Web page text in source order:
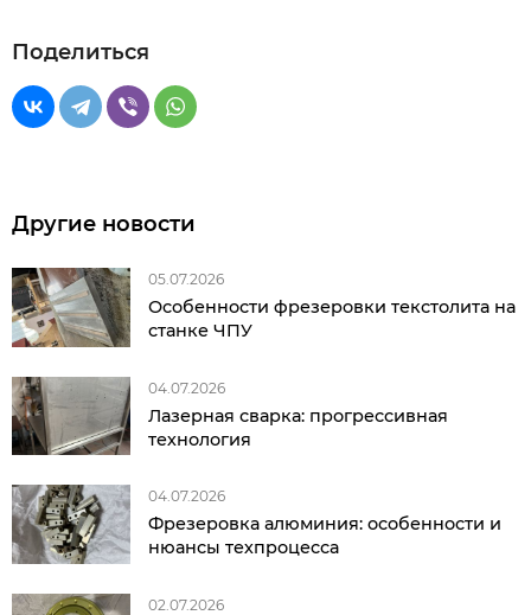
Поделиться
Другие новости
05.07.2026
Особенности фрезеровки текстолита на
станке ЧПУ
04.07.2026
Лазерная сварка: прогрессивная
технология
04.07.2026
Фрезеровка алюминия: особенности и
нюансы техпроцесса
02.07.2026